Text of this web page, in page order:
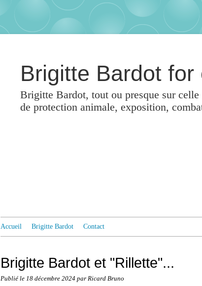
Brigitte Bardot for
Brigitte Bardot, tout ou presque sur
de protection animale, exposition,
Accueil Brigitte Bardot Contact
Brigitte Bardot et "Rillette"...
Publié le 18 décembre 2024 par Ricard Bruno